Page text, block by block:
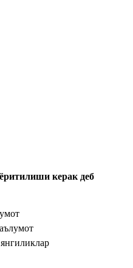
керак деб